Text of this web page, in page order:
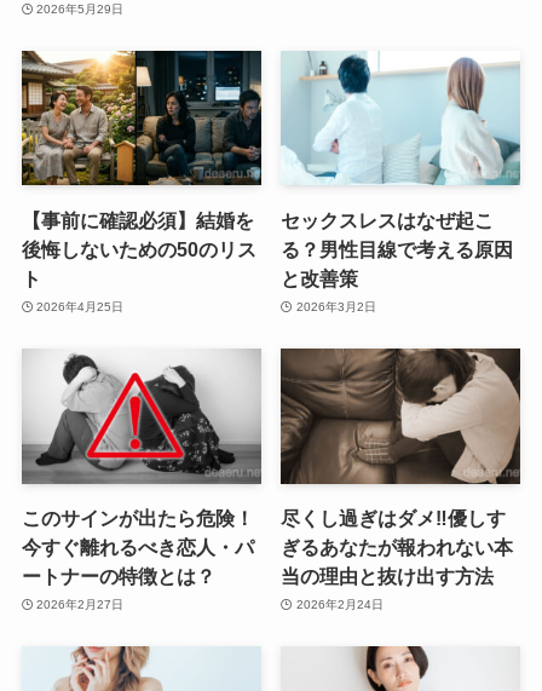
2026年5月29日
【事前に確認必須】結婚を
後悔しないための50のリス
ト
2026年4月25日
セックスレスはなぜ起こ
る？男性目線で考える原因
と改善策
2026年3月2日
このサインが出たら危険！
今すぐ離れるべき恋人・パ
ートナーの特徴とは？
2026年2月27日
尽くし過ぎはダメ‼優しす
ぎるあなたが報われない本
当の理由と抜け出す方法
2026年2月24日